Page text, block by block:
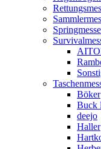
Böker
Buck
deejo
Haller